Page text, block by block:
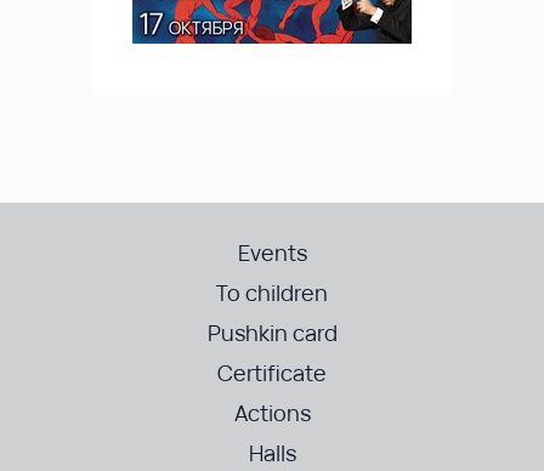
Events
To children
Pushkin card
Certificate
Actions
Halls